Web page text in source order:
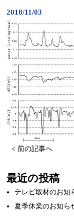
2018/11/03
< 前の記事へ
最近の投稿
テレビ取材のお知
夏季休業のお知ら